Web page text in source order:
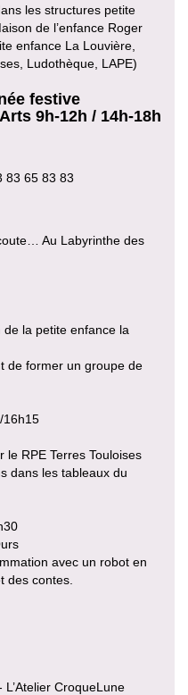
les structures petite
de l’enfance Roger
enfance La Louvière,
Ludothèque, LAPE)
festive
9h-12h / 14h-18h
83 65 83 83
Au Labyrinthe des
la petite enfance la
de former un groupe de
16h15
le RPE Terres Touloises
dans les tableaux du
avec un robot en
des contes.
L’Atelier CroqueLune